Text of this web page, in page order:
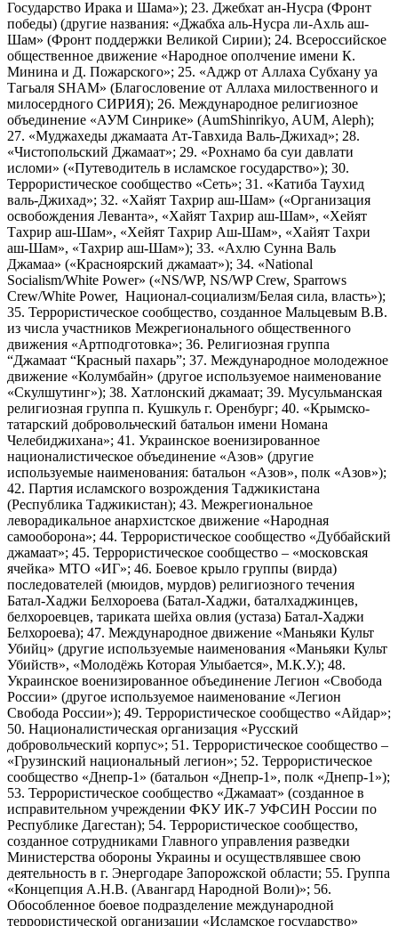
Государство Ирака и Шама»); 23. Джебхат ан-Нусра (Фронт
победы) (другие названия: «Джабха аль-Нусра ли-Ахль аш-
Шам» (Фронт поддержки Великой Сирии); 24. Всероссийское
общественное движение «Народное ополчение имени К.
Минина и Д. Пожарского»; 25. «Аджр от Аллаха Субхану уа
Тагьаля SHAM» (Благословение от Аллаха милоственного и
милосердного СИРИЯ); 26. Международное религиозное
объединение «АУМ Синрике» (AumShinrikyo, AUM, Aleph);
27. «Муджахеды джамаата Ат-Тавхида Валь-Джихад»; 28.
«Чистопольский Джамаат»; 29. «Рохнамо ба суи давлати
исломи» («Путеводитель в исламское государство»); 30.
Террористическое сообщество «Сеть»; 31. «Катиба Таухид
валь-Джихад»; 32. «Хайят Тахрир аш-Шам» («Организация
освобождения Леванта», «Хайят Тахрир аш-Шам», «Хейят
Тахрир аш-Шам», «Хейят Тахрир Аш-Шам», «Хайят Тахри
аш-Шам», «Тахрир аш-Шам»); 33. «Ахлю Сунна Валь
Джамаа» («Красноярский джамаат»); 34. «National
Socialism/White Power» («NS/WP, NS/WP Crew, Sparrows
Crew/White Power, Национал-социализм/Белая сила, власть»);
35. Террористическое сообщество, созданное Мальцевым В.В.
из числа участников Межрегионального общественного
движения «Артподготовка»; 36. Религиозная группа
“Джамаат “Красный пахарь”; 37. Международное молодежное
движение «Колумбайн» (другое используемое наименование
«Скулшутинг»); 38. Хатлонский джамаат; 39. Мусульманская
религиозная группа п. Кушкуль г. Оренбург; 40. «Крымско-
татарский добровольческий батальон имени Номана
Челебиджихана»; 41. Украинское военизированное
националистическое объединение «Азов» (другие
используемые наименования: батальон «Азов», полк «Азов»);
42. Партия исламского возрождения Таджикистана
(Республика Таджикистан); 43. Межрегиональное
леворадикальное анархистское движение «Народная
самооборона»; 44. Террористическое сообщество «Дуббайский
джамаат»; 45. Террористическое сообщество – «московская
ячейка» МТО «ИГ»; 46. Боевое крыло группы (вирда)
последователей (мюидов, мурдов) религиозного течения
Батал-Хаджи Белхороева (Батал-Хаджи, баталхаджинцев,
белхороевцев, тариката шейха овлия (устаза) Батал-Хаджи
Белхороева); 47. Международное движение «Маньяки Культ
Убийц» (другие используемые наименования «Маньяки Культ
Убийств», «Молодёжь Которая Улыбается», М.К.У.); 48.
Украинское военизированное объединение Легион «Свобода
России» (другое используемое наименование «Легион
Свобода России»); 49. Террористическое сообщество «Айдар»;
50. Националистическая организация «Русский
добровольческий корпус»; 51. Террористическое сообщество –
«Грузинский национальный легион»; 52. Террористическое
сообщество «Днепр-1» (батальон «Днепр-1», полк «Днепр-1»);
53. Террористическое сообщество «Джамаат» (созданное в
исправительном учреждении ФКУ ИК-7 УФСИН России по
Республике Дагестан); 54. Террористическое сообщество,
созданное сотрудниками Главного управления разведки
Министерства обороны Украины и осуществлявшее свою
деятельность в г. Энергодаре Запорожской области; 55. Группа
«Концепция А.Н.В. (Авангард Народной Воли)»; 56.
Обособленное боевое подразделение международной
террористической организации «Исламское государство»